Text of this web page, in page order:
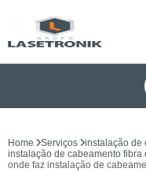
Home Serviços
instalação de
instalação de cabeamento fibra
onde faz instalação de